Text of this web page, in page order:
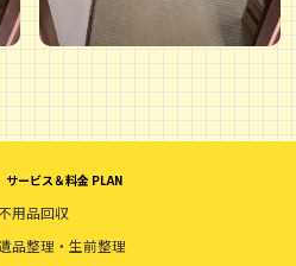
サービス＆料金 PLAN
用品回収
品整理・生前整理